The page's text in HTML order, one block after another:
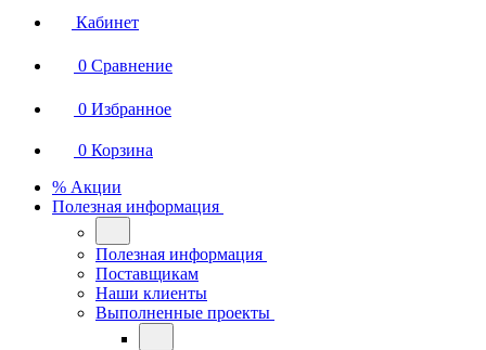
Кабинет
0 Сравнение
0 Избранное
0 Корзина
% Акции
Полезная информация
Полезная информация
Поставщикам
Наши клиенты
Выполненные проекты